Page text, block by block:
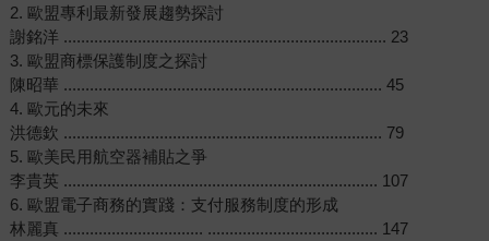
2. 歐盟專利最新發展趨勢探討
謝銘洋 .......................................................................... 23
3. 歐盟商標保護制度之探討
陳昭華 ......................................................................... 45
4. 歐元的未來
洪德欽 ......................................................................... 79
5. 歐美民用航空器補貼之爭
李貴英 ........................................................................ 107
6. 歐盟電子商務的實踐：支付服務制度的形成
林麗真 ................................ ....................................... 147